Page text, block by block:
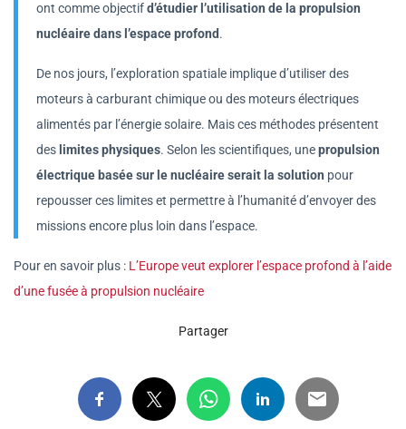
ont comme objectifd’étudier l’utilisation de la propulsion
nucléaire dans l’espace profond.
De nos jours, l’exploration spatiale implique d’utiliser des
moteurs à carburant chimique ou des moteurs électriques
alimentés par l’énergie solaire. Mais ces méthodes présentent
des limites physiques. Selon les scientifiques, unepropulsion
électrique basée sur le nucléaire serait la solution pour
repousser ces limites et permettre à l’humanité d’envoyer des
missions encore plus loin dans l’espace.
Pour en savoir plus : L’Europe veut explorer l’espace profond à l’aide
d’une fusée à propulsion nucléaire
Partager